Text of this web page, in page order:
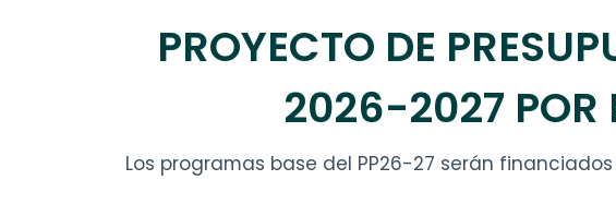
PROYECTO DE
2026-2027 POR
Los programas base del PP26-27 serán